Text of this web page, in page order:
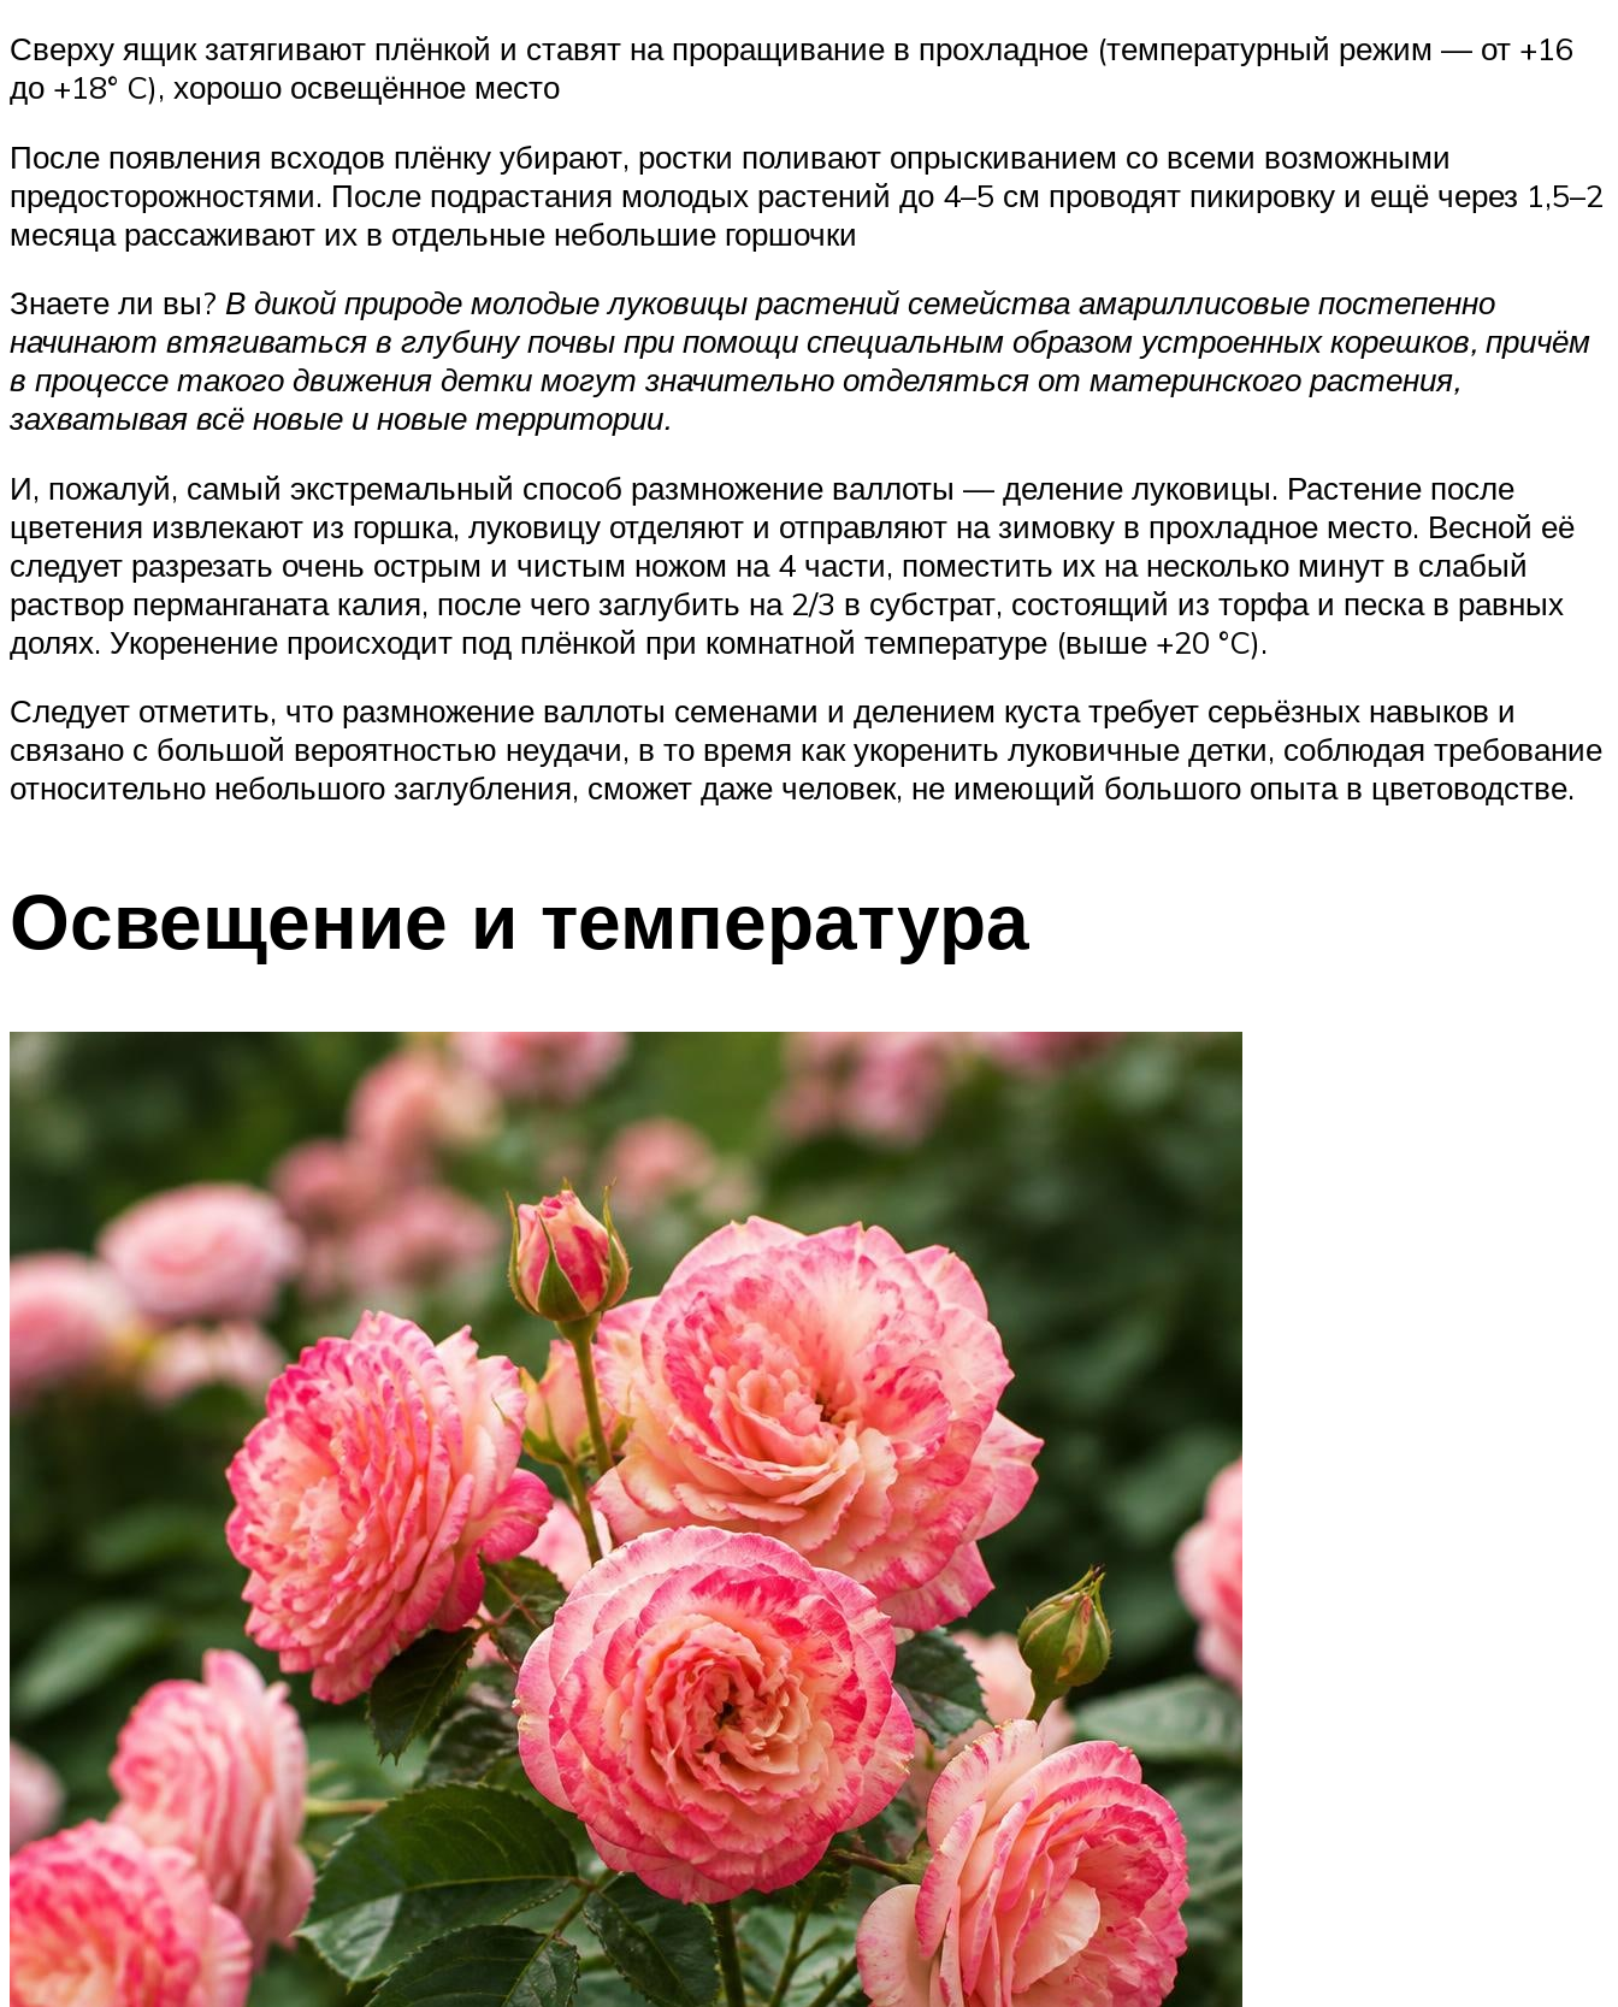
Сверху ящик затягивают плёнкой и ставят на проращивание в прохладное (температурный режим — от +16
до +18° C), хорошо освещённое место
После появления всходов плёнку убирают, ростки поливают опрыскиванием со всеми возможными
предосторожностями. После подрастания молодых растений до 4–5 см проводят пикировку и ещё через 1,5–2
месяца рассаживают их в отдельные небольшие горшочки
Знаете ли вы? В дикой природе молодые луковицы растений семейства амариллисовые постепенно
начинают втягиваться в глубину почвы при помощи специальным образом устроенных корешков, причём
в процессе такого движения детки могут значительно отделяться от материнского растения,
захватывая всё новые и новые территории.
И, пожалуй, самый экстремальный способ размножение валлоты — деление луковицы. Растение после
цветения извлекают из горшка, луковицу отделяют и отправляют на зимовку в прохладное место. Весной её
следует разрезать очень острым и чистым ножом на 4 части, поместить их на несколько минут в слабый
раствор перманганата калия, после чего заглубить на 2/3 в субстрат, состоящий из торфа и песка в равных
долях. Укоренение происходит под плёнкой при комнатной температуре (выше +20 °C).
Следует отметить, что размножение валлоты семенами и делением куста требует серьёзных навыков и
связано с большой вероятностью неудачи, в то время как укоренить луковичные детки, соблюдая требование
относительно небольшого заглубления, сможет даже человек, не имеющий большого опыта в цветоводстве.
Освещение и температура